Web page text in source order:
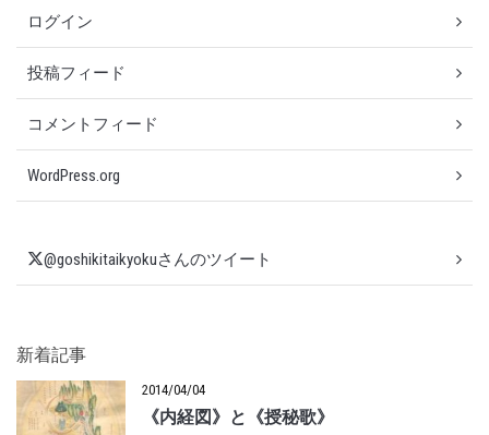
ログイン
投稿フィード
コメントフィード
WordPress.org
@goshikitaikyokuさんのツイート
新着記事
2014/04/04
《内経図》と《授秘歌》